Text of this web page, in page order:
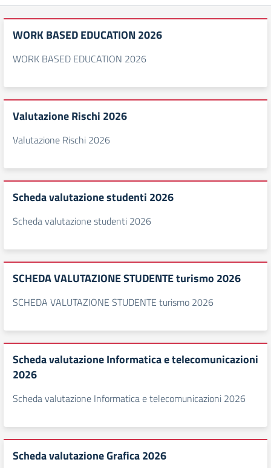
WORK BASED EDUCATION 2026
WORK BASED EDUCATION 2026
Valutazione Rischi 2026
Valutazione Rischi 2026
Scheda valutazione studenti 2026
Scheda valutazione studenti 2026
SCHEDA VALUTAZIONE STUDENTE turismo 2026
SCHEDA VALUTAZIONE STUDENTE turismo 2026
Scheda valutazione Informatica e telecomunicazioni
2026
Scheda valutazione Informatica e telecomunicazioni 2026
Scheda valutazione Grafica 2026